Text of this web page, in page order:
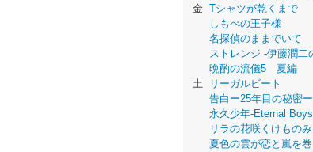
金 Tシャツが乾くまで
しもべの王子様
名探偵のままでいて
ストレンジ -伊藤潤二
晩酌の流儀5 夏編
土
リーガルビート
告白ー25年目の秘密ー
永久少年-Eternal
リラの花咲くけものみ
夏色の雲が恋と嵐を